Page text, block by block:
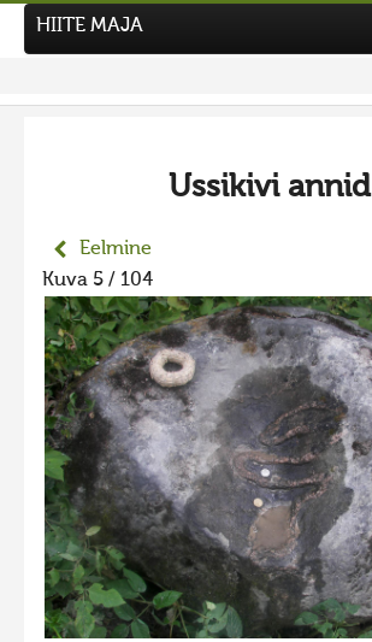
Uudised
Tegutse
Kuvavõistlused
UUS KUVAVÕISTLUS
Hiite kuvavõistlus 2026
VANEMAD KUVAVÕISTLUSED
Hiite kuvavõistlus 2025
Hiite kuvavõistlus 2025 lisa
Liikuvad kuvad 2025
Hiite kuvavõistlus 2024
HIITE MAJA
Ussikivi annid
Eelmine
Kuva 5 / 104